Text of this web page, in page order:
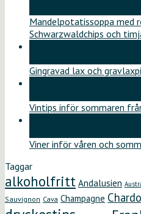
Mandelpotatissoppa med
Schwarzwaldchips och
Gingravad lax och
Vintips inför sommaren
Viner inför våren och
Taggar
alkoholfritt Andalusien
Sauvignon Cava Champagne